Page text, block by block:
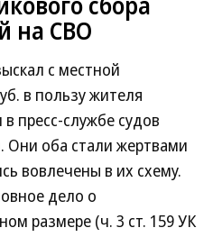
на СВО
с местной
в пользу жителя
пресс-службе судов
Они оба стали жертвами
вовлечены в их схему.
дело о
размере (ч. 3 ст. 159 УК